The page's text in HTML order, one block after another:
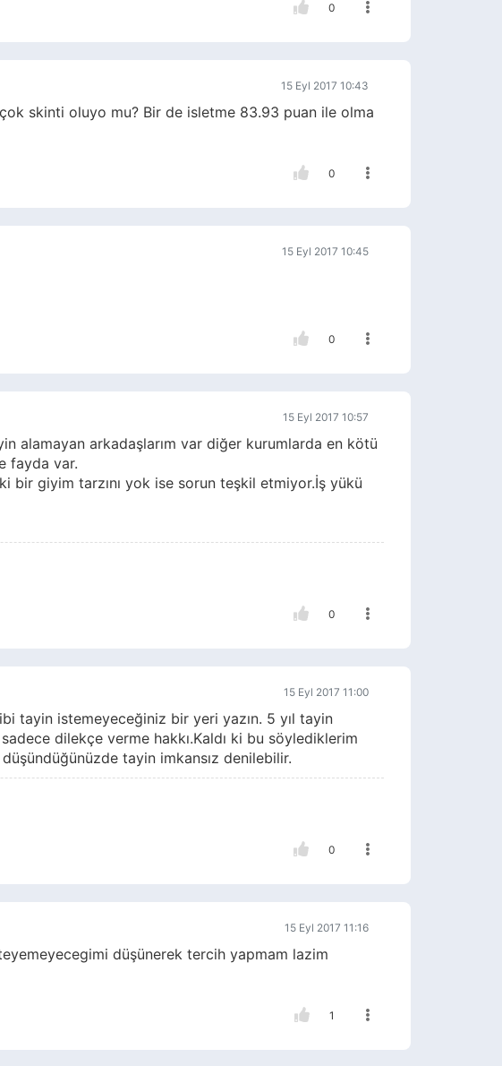
0
15 Eyl 2017 10:43
skinti oluyo mu? Bir de isletme 83.93 puan ile olma
0
15 Eyl 2017 10:45
0
15 Eyl 2017 10:57
alamayan arkadaşlarım var diğer kurumlarda en kötü
fayda var.
bir giyim tarzını yok ise sorun teşkil etmiyor.İş yükü
0
15 Eyl 2017 11:00
tayin istemeyeceğiniz bir yeri yazın. 5 yıl tayin
dilekçe verme hakkı.Kaldı ki bu söylediklerim
tayin imkansız denilebilir.
0
15 Eyl 2017 11:16
düşünerek tercih yapmam lazim
1